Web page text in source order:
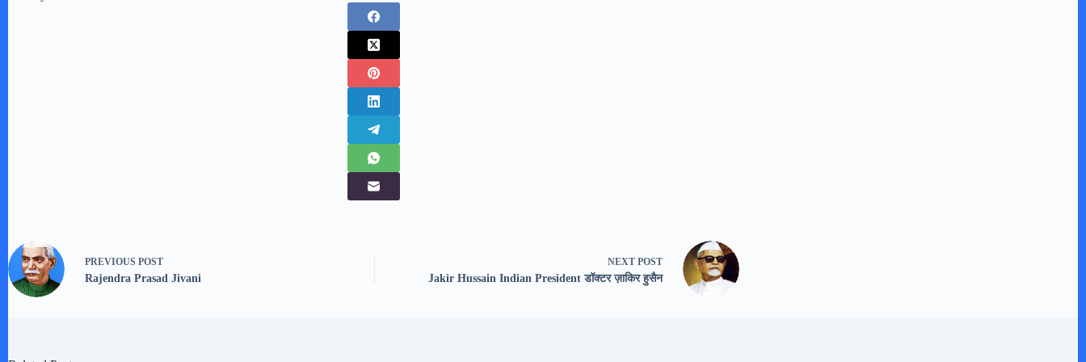
PREVIOUS POST
Rajendra Prasad Jivani
NEXTPOST
Jakir Hussain Indian President डॉक्टर ज़ाकिर हुसैन